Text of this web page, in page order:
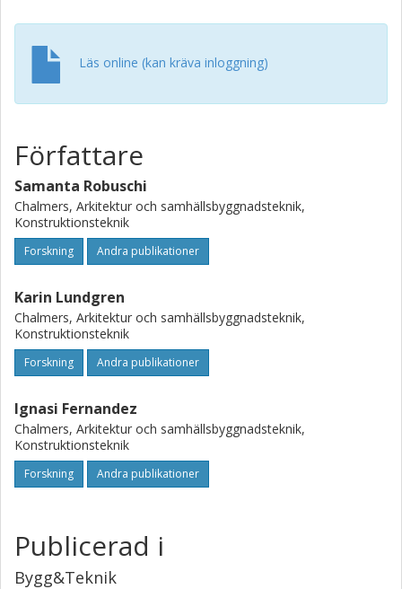
Läs online (kan kräva inloggning)
Författare
Samanta Robuschi
Chalmers, Arkitektur och samhällsbyggnadsteknik,
Konstruktionsteknik
Forskning Andra publikationer
Karin Lundgren
Chalmers, Arkitektur och samhällsbyggnadsteknik,
Konstruktionsteknik
Forskning Andra publikationer
Ignasi Fernandez
Chalmers, Arkitektur och samhällsbyggnadsteknik,
Konstruktionsteknik
Forskning Andra publikationer
Publicerad i
Bygg&Teknik